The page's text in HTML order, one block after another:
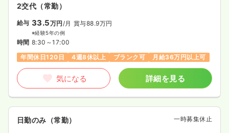
2交代（常勤）
給与 33.5万円/月 賞与88.9万円
※経験5年の例
時間 8:30～17:00
年間休日120日
4週8休以上 ブランク可 月給36万円以上可
気になる 詳細を見る
日勤のみ（常勤） 一時募集休止